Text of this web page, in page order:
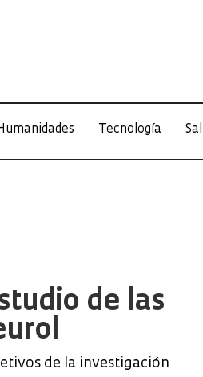
Tecnología
de las
de la investigación